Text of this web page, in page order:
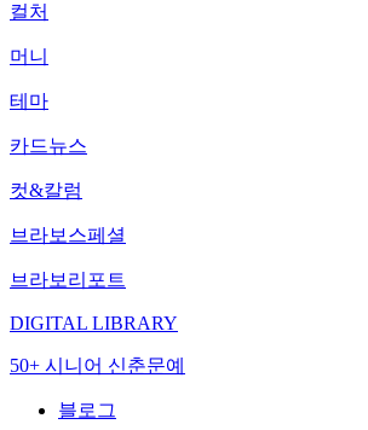
컬처
머니
테마
카드뉴스
컷&칼럼
브라보스페셜
브라보리포트
DIGITAL LIBRARY
50+ 시니어 신춘문예
블로그